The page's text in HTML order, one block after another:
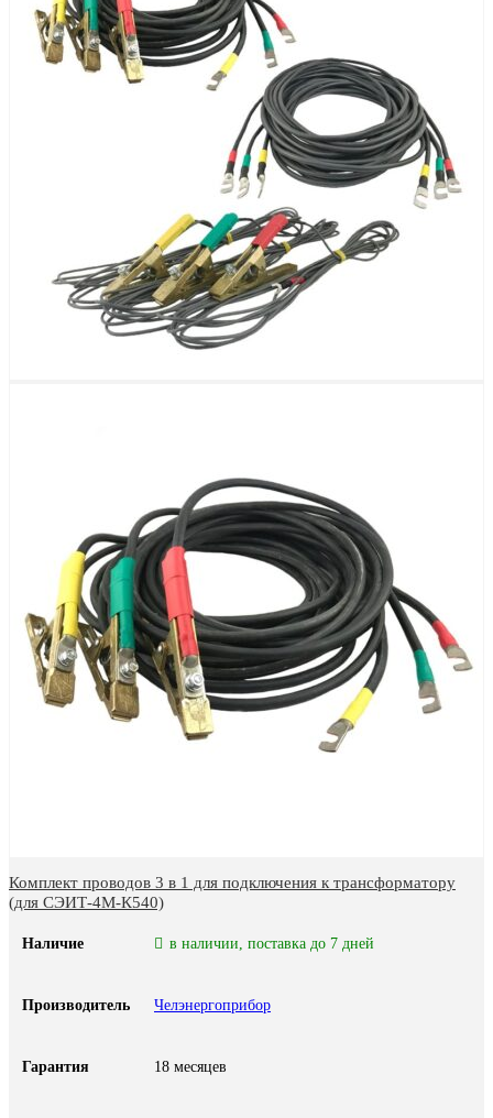
Комплект проводов 3 в 1 для подключения к трансформатору
(для СЭИТ-4М-К540)
Наличие в наличии, поставка до 7 дней
Производитель Челэнергоприбор
Гарантия 18 месяцев